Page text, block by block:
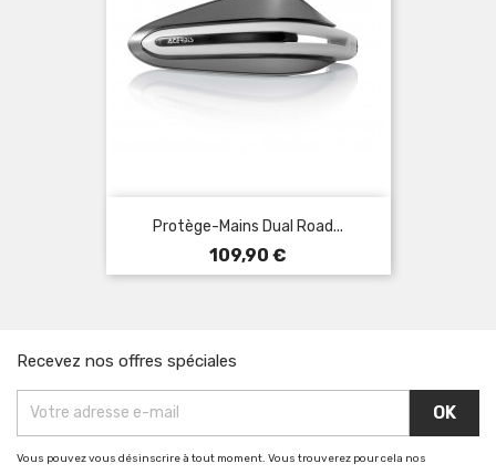
Protège-Mains Dual Road...
Prix
109,90 €
Recevez nos offres spéciales
Vous pouvez vous désinscrire à tout moment. Vous trouverez pour cela nos